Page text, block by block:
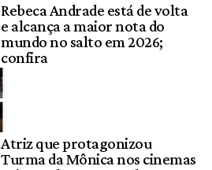
Rebeca Andrade está de volta
e alcança a maior nota do
mundo no salto em 2026;
confira
Atriz que protagonizou
Turma da Mônica nos cinemas